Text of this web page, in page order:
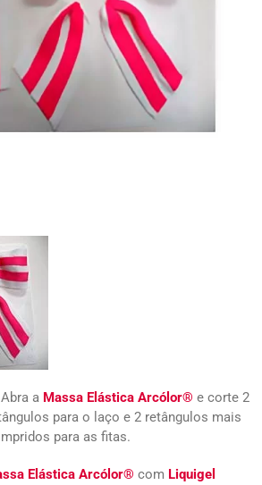
Abra a Massa Elástica Arcólor® e corte 2
para o laço e 2 retângulos mais
para as fitas.
Elástica Arcólor® com Liquigel